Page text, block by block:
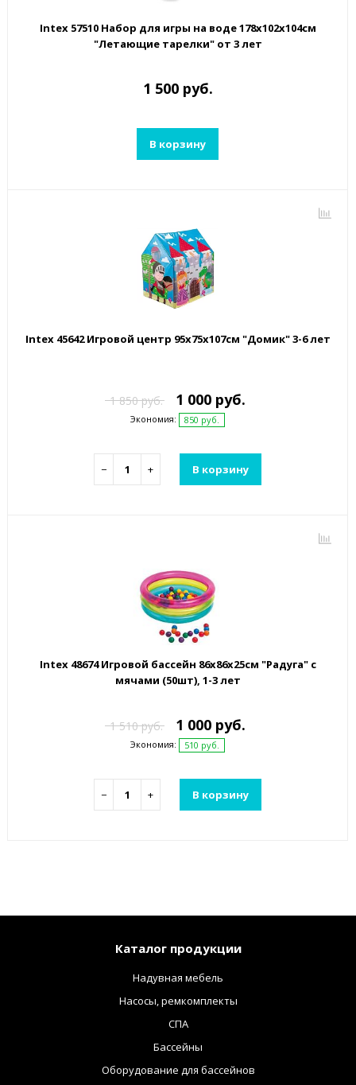
Intex 57510 Набор для игры на воде 178х102х104см
"Летающие тарелки" от 3 лет
1 500 руб.
В корзину
Intex 45642 Игровой центр 95х75х107см "Домик" 3-6 лет
1 850 руб. 1 000 руб.
Экономия: 850 руб.
− + В корзину
Intex 48674 Игровой бассейн 86x86x25см "Радуга" с
мячами (50шт), 1-3 лет
1 510 руб. 1 000 руб.
Экономия: 510 руб.
− + В корзину
Каталог продукции
Надувная мебель
Насосы, ремкомплекты
СПА
Бассейны
Оборудование для бассейнов